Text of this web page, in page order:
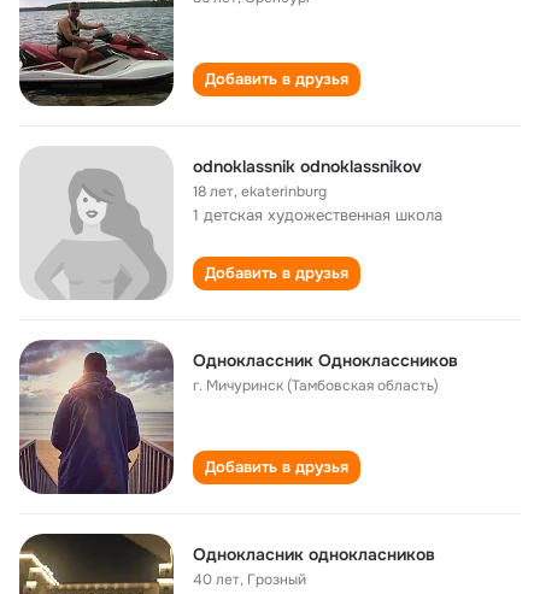
Добавить в друзья
odnoklassnik odnoklassnikov
18 лет,ekaterinburg
1 детская художественная школа
Добавить в друзья
Одноклассник Одноклассников
г. Мичуринск (Тамбовская область)
Добавить в друзья
Однокласник однокласников
40 лет, Грозный